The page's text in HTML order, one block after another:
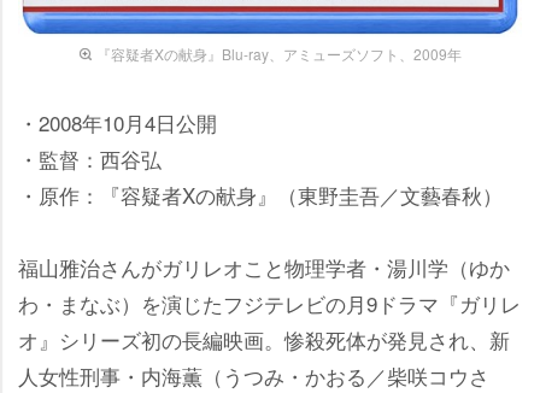
『容疑者Xの献身』Blu-ray、アミューズソフト、2009年
・2008年10月4日公開
・監督：西谷弘
・原作：『容疑者Xの献身』（東野圭吾／文藝春秋）
福山雅治さんがガリレオこと物理学者・湯川学（ゆか
わ・まなぶ）を演じたフジテレビの月9ドラマ『ガリレ
オ』シリーズ初の長編映画。惨殺死体が発見され、新
人女性刑事・内海薫（うつみ・かおる／柴咲コウさ